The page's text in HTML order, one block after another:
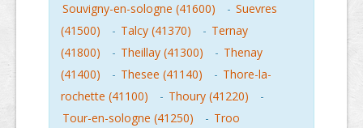
Souvigny-en-sologne (41600)
- Suevres
(41500)
- Talcy (41370) - Ternay
(41800)
- Theillay (41300) - Thenay
(41400)
- Thesee (41140) - Thore-la-
rochette (41100)
- Thoury (41220)
-
Tour-en-sologne (41250)
- Troo